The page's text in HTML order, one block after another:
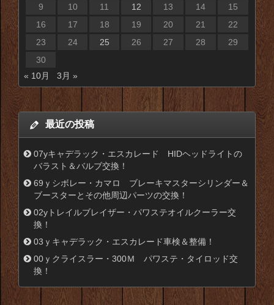
9
10 11 12 13 14
15
16
17 18 19 20 21
22
23
24 25 26 27 28
29
30
« 10月
3月 »
最近の投稿
07yキャデラック・エスカレード HIDヘッドライトの
バラスト＆バルブ交換！
69ｙシボレー・カマロ ブレーキマスターシリンダー＆
ブースターとその他周辺パーツの交換！
02yトレイルブレイザー・パワステオイルクーラー交
換！
03ｙキャデラック・エスカレード車検＆整備！
00ｙクライスラー・300Ｍ パワステ・タイロッド交
換！